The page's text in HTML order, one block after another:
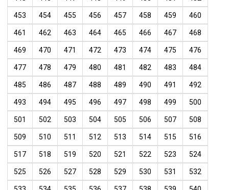
453 454 455 456 457 458 459 460
461 462 463 464 465 466 467 468
469 470 471 472 473 474 475 476
477 478 479 480 481 482 483 484
485 486 487 488 489 490 491 492
493 494 495 496 497 498 499 500
501 502 503 504 505 506 507 508
509 510 511 512 513 514 515 516
517 518 519 520 521 522 523 524
525 526 527 528 529 530 531 532